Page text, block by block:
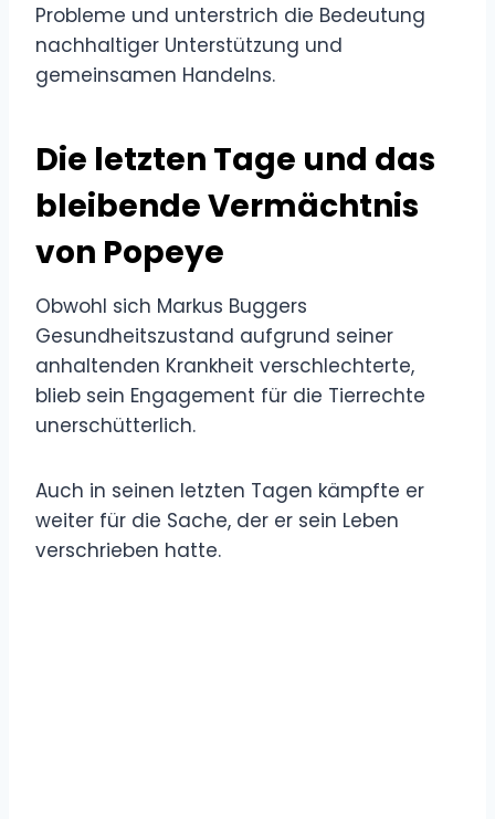
Probleme und unterstrich die Bedeutung
nachhaltiger Unterstützung und
gemeinsamen Handelns.
Die letzten Tage und das
bleibende Vermächtnis
von Popeye
Obwohl sich Markus Buggers
Gesundheitszustand aufgrund seiner
anhaltenden Krankheit verschlechterte,
blieb sein Engagement für die Tierrechte
unerschütterlich.
Auch in seinen letzten Tagen kämpfte er
weiter für die Sache, der er sein Leben
verschrieben hatte.